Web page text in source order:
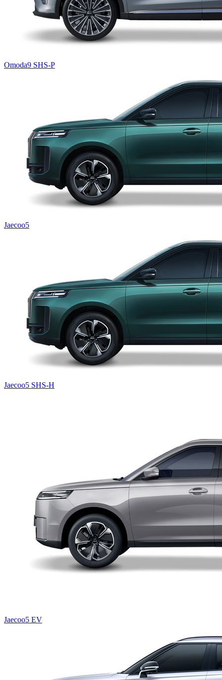
Omoda9 SHS-P
Jaecoo5
Jaecoo5 SHS-H
Jaecoo5 EV